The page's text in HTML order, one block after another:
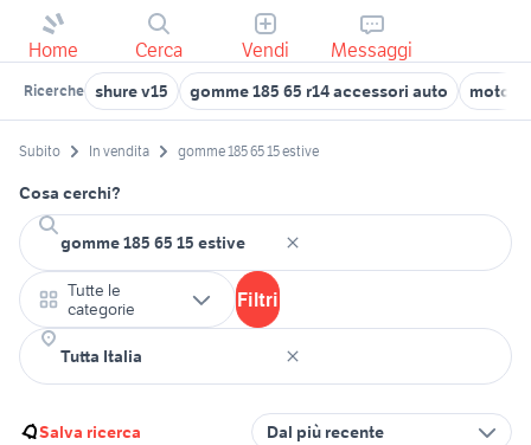
Home Cerca Vendi Messaggi
Ricerche shure v15 gomme 185 65 r14 accessori auto moto
Subito In vendita gomme 185 65 15 estive
Cosa cerchi?
Tutte le
categorie
Filtri
Salva ricerca Dal più recente